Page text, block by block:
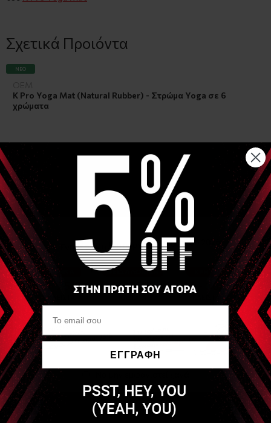
Σχετικά Προιόντα
K Pro Yoga Mat (Natural Rubber) - Στρώμα Yoga σε 6
χρώματα
Διαθέσιμο
70,00 €
+210 Πόντοι
ΝΈΟ
ΕΓΓΡΑΦΗ